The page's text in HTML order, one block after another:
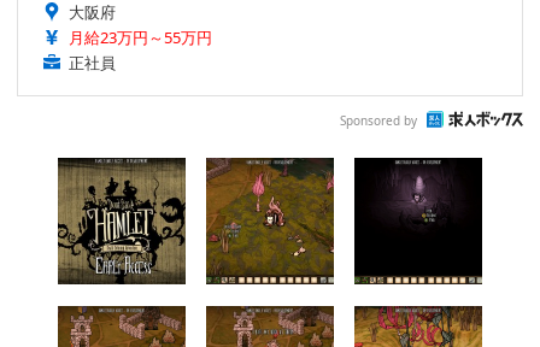
大阪府
月給23万円～55万円
正社員
Sponsored by